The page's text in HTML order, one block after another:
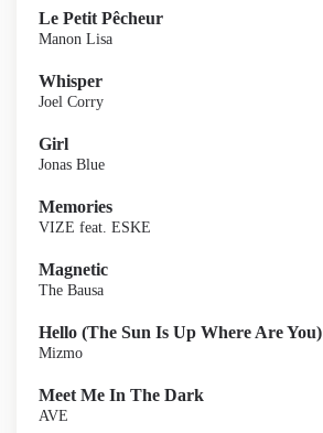
Le Petit Pêcheur
Manon Lisa
Whisper
Joel Corry
Girl
Jonas Blue
Memories
VIZE feat. ESKE
Magnetic
The Bausa
Hello (The Sun Is Up Where Are You)
Mizmo
Meet Me In The Dark
AVE